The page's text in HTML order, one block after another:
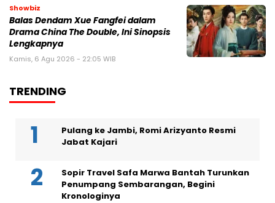
Showbiz
Balas Dendam Xue Fangfei dalam
Drama China The Double, Ini Sinopsis
Lengkapnya
Kamis, 6 Agu 2026 - 22:05 WIB
TRENDING
Pulang ke Jambi, Romi Arizyanto Resmi
Jabat Kajari
Sopir Travel Safa Marwa Bantah Turunkan
Penumpang Sembarangan, Begini
Kronologinya